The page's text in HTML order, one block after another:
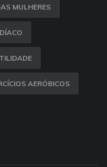
MULHERES
AERÓBICOS